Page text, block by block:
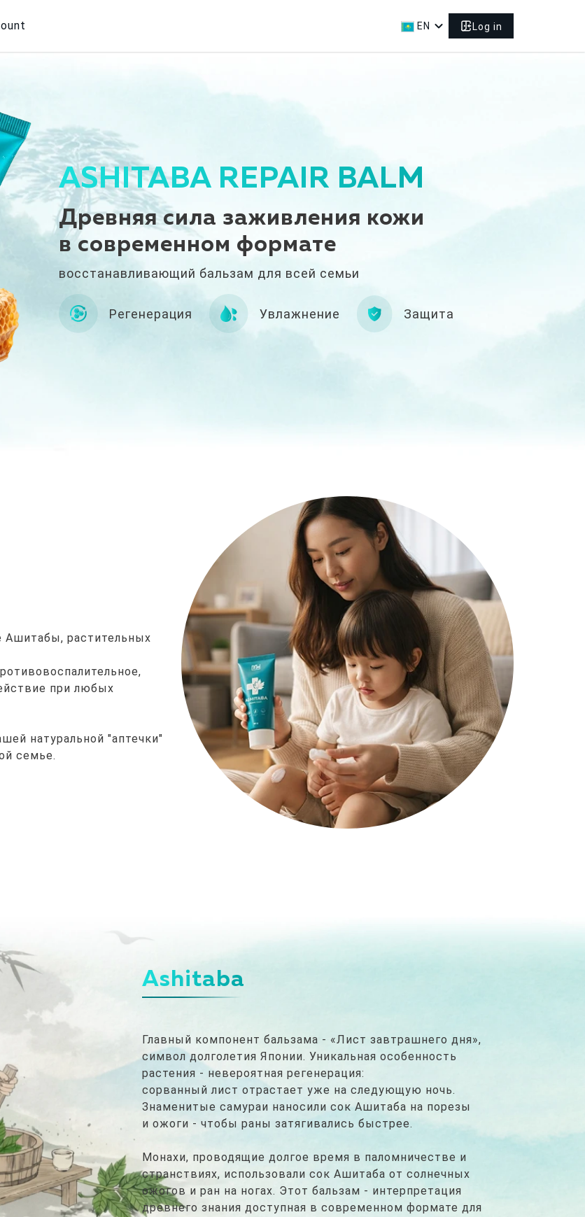
EN expand_more Log in
ASHITABA REPAIR BALM
Древняя сила заживления кожи
в современном формате
восстанавливающий бальзам для всей семьи
Регенерация Увлажнение Защита
Ашитабы, растительных
при любых
натуральной "аптечки"
семье.
Ashitaba
Главный компонент бальзама - «Лист завтрашнего дня»,
символ долголетия Японии. Уникальная особенность
растения - невероятная регенерация:
сорванный лист отрастает уже на следующую ночь.
Знаменитые самураи наносили сок Ашитаба на порезы
и ожоги - чтобы раны затягивались быстрее.
Монахи, проводящие долгое время в паломничестве и
странствиях, использовали сок Ашитаба от солнечных
ожогов и ран на ногах. Этот бальзам - интерпретация
древнего знания доступная в современном формате для